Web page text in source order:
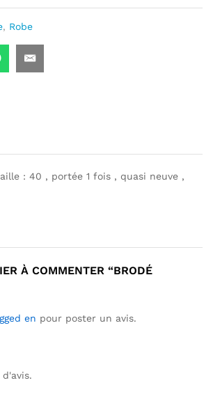
, Robe
: 40 , portée 1 fois , quasi neuve ,
À COMMENTER “BRODÉ
en pour poster un avis.